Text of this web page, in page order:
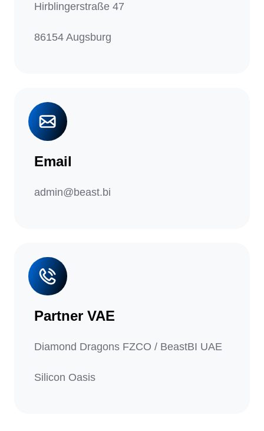
Hirblingerstraße 47
86154 Augsburg
Email
admin@beast.bi
Partner VAE
Diamond Dragons FZCO / BeastBI UAE
Silicon Oasis